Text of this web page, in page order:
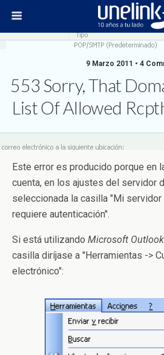
9 Marzo 2011 • 4
553 Sorry, That
List Of Allowed
Este error es producido porque en
cuenta, en los ajustes del servidor
seleccionada la casilla "Mi
requiere autenticación".
Si está utilizando Microsoft Outlook
casilla diríjase a "Herramientas ->
electrónico":